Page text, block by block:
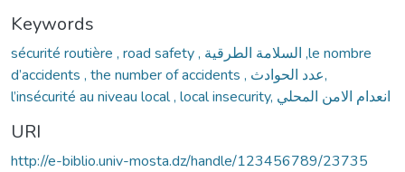
Keywords
sécurité routière , road safety , السلامة الطرقية ,le nombre
d’accidents , the number of accidents , عدد الحوادث,
l’insécurité au niveau local , local insecurity, انعدام الامن المحلي
URI
http://e-biblio.univ-mosta.dz/handle/123456789/23735